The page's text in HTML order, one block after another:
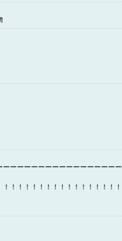
ーーーーーーーーーーーーー
！！！！！！！！！！！！！！！！